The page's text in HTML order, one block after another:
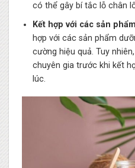
có thể gây bí tắc lỗ chân
Kết hợp với các sản
hợp với các sản phẩm
cường hiệu quả. Tuy
chuyên gia trước khi kết
lúc.